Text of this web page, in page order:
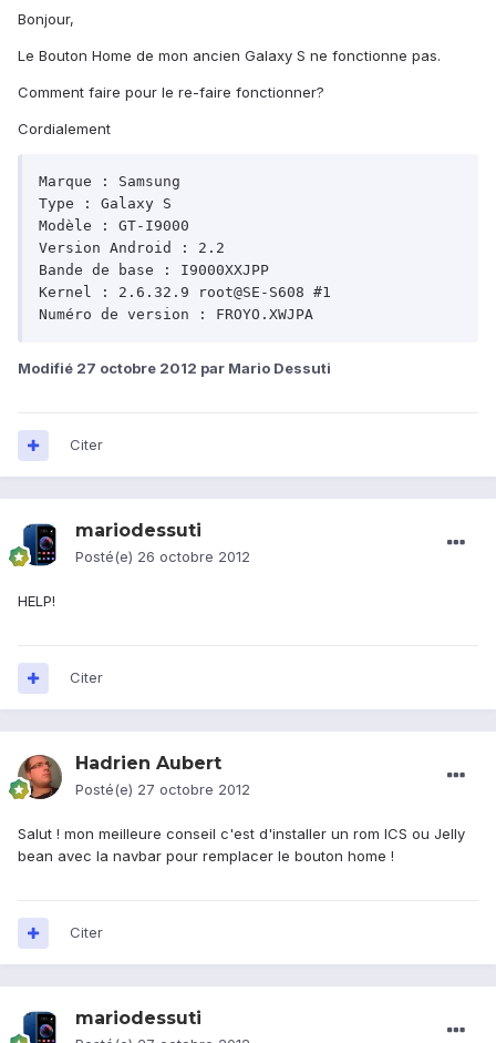
Bonjour,
Le Bouton Home de mon ancien Galaxy S ne fonctionne pas.
Comment faire pour le re-faire fonctionner?
Cordialement
Marque : Samsung
Type : Galaxy S
Modèle : GT-I9000
Version Android : 2.2
Bande de base : I9000XXJPP
Kernel : 2.6.32.9 root@SE-S608 #1
Modifié 27 octobre 2012 par Mario Dessuti
Citer
mariodessuti
Posté(e) 26 octobre 2012
HELP!
Citer
Hadrien Aubert
Posté(e) 27 octobre 2012
Salut ! mon meilleure conseil c'est d'installer un rom ICS ou Jelly
bean avec la navbar pour remplacer le bouton home !
Citer
mariodessuti